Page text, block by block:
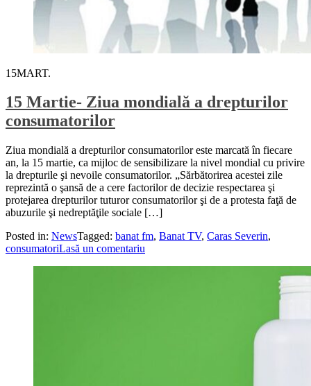
15MART.
15 Martie- Ziua mondială a drepturilor
consumatorilor
Ziua mondială a drepturilor consumatorilor este marcată în fiecare
an, la 15 martie, ca mijloc de sensibilizare la nivel mondial cu privire
la drepturile şi nevoile consumatorilor. „Sărbătorirea acestei zile
reprezintă o şansă de a cere factorilor de decizie respectarea şi
protejarea drepturilor tuturor consumatorilor şi de a protesta faţă de
abuzurile şi nedreptăţile sociale […]
Posted in: NewsTagged: banat fm, Banat TV, Caras Severin,
consumatoriLasă un comentariu